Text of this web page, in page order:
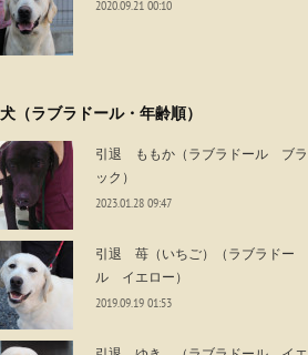
2020.09.21 00:10
（ラブラドール・年齢順）
引退 ももか（ラブラドール ブラ
ック）
2023.01.28 09:47
引退 苺（いちご）（ラブラドー
ル イエロー）
2019.09.19 01:53